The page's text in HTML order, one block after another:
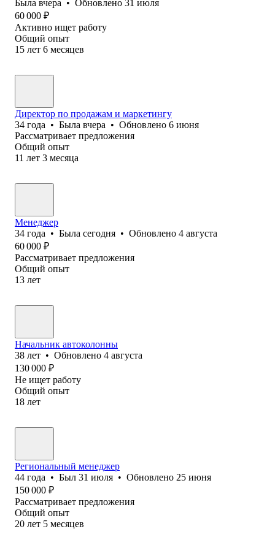
Была вчера • Обновлено 31 июля
60 000 ₽
Активно ищет работу
Общий опыт
15 лет 6 месяцев
Директор по продажам и маркетингу
34 года • Была вчера • Обновлено 6 июня
Рассматривает предложения
Общий опыт
11 лет 3 месяца
Менеджер
34 года • Была сегодня • Обновлено 4 августа
60 000 ₽
Рассматривает предложения
Общий опыт
13 лет
Начальник автоколонны
38 лет • Обновлено 4 августа
130 000 ₽
Не ищет работу
Общий опыт
18 лет
Региональный менеджер
44 года • Был 31 июля • Обновлено 25 июня
150 000 ₽
Рассматривает предложения
Общий опыт
20 лет 5 месяцев